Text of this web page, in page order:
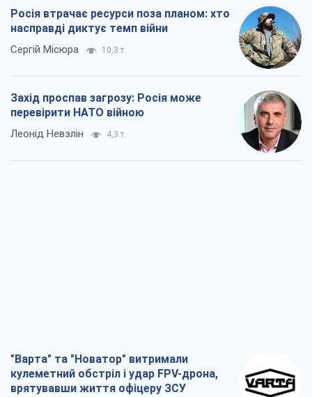
Росія втрачає ресурси поза планом: хто
насправді диктує темп війни
Сергій Місюра 10,3 т.
Захід проспав загрозу: Росія може
перевірити НАТО війною
Леонід Невзлін 4,3 т.
"Варта" та "Новатор" витримали
кулеметний обстріл і удар FPV-дрона,
врятувавши життя офіцеру ЗСУ